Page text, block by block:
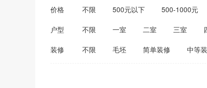
价格 不限 500元以下 500-1000元
3500-4000元
4000-5000元
户型 不限 一室 二室 三室
装修 不限 毛坯 简单装修 中等